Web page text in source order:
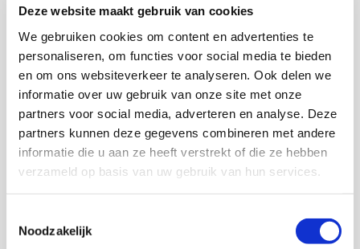
Deze website maakt gebruik van cookies
We gebruiken cookies om content en advertenties te
personaliseren, om functies voor social media te bieden
en om ons websiteverkeer te analyseren. Ook delen we
informatie over uw gebruik van onze site met onze
partners voor social media, adverteren en analyse. Deze
partners kunnen deze gegevens combineren met andere
informatie die u aan ze heeft verstrekt of die ze hebben
verzameld op basis van uw gebruik van hun services.
Noodzakelijk
Cadeaus: wie verras ik?
Feestelijke cadeausmaken we van onze koffie, thee en
chocolade producten. Koffie, chocolade en losse thee:
altijd eenperfect idee! Wat zijn geschikte momenten voor
onze cadeaus?
Verjaardagen
Feestdagen zoals:
Paasdagen